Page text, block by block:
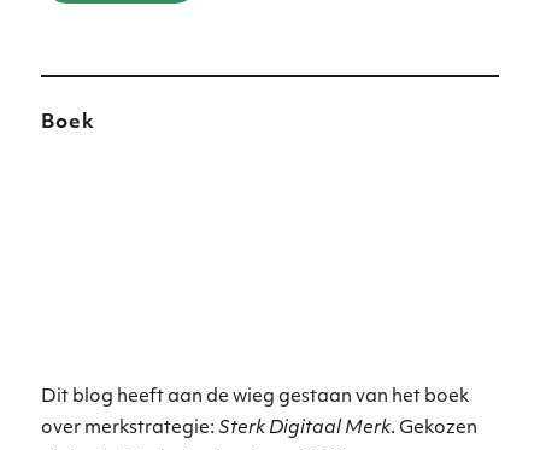
Boek
Dit blog heeft aan de wieg gestaan van het boek
over merkstrategie:Sterk Digitaal Merk. Gekozen